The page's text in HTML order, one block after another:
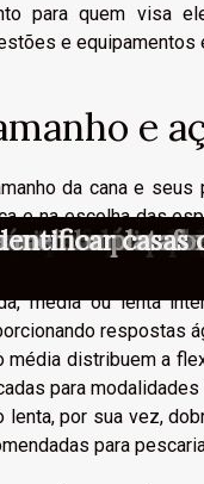
para quem visa
e equipamentos
e
da cana e
e na escolha das
de vegetação
média ou lenta
respostas
média distribuem a
para
lenta, por sua vez,
para
os
um
por que a
nas ofertas
conhecidas
trás doanálise
chances
melhor casas